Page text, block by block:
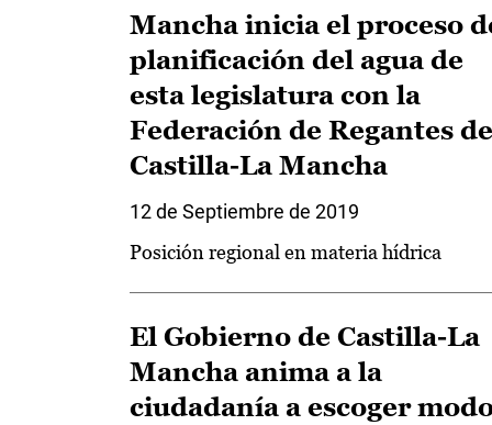
Mancha inicia el proceso
planificación del agua de
esta legislatura con la
Federación de Regantes de
Castilla-La Mancha
12 de Septiembre de 2019
Posición regional en materia hídrica
El Gobierno de Castilla-La
Mancha anima a la
ciudadanía a escoger